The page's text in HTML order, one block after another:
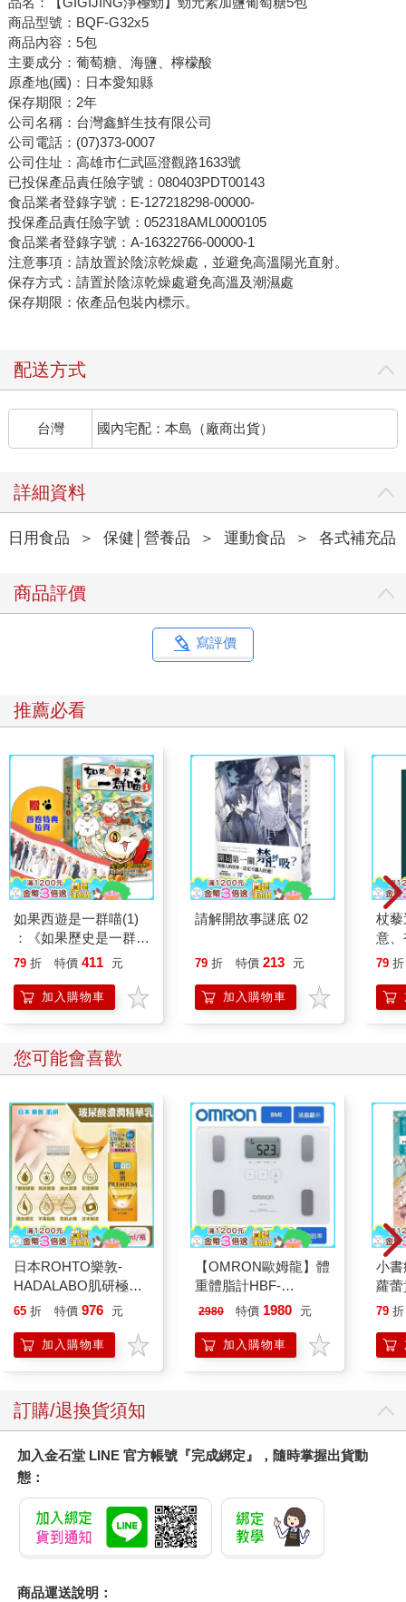
商品型號：BQF-G32x5
商品內容：5包
主要成分：葡萄糖、海鹽、檸檬酸
原產地(國)：日本愛知縣
保存期限：2年
公司名稱：台灣鑫鮮生技有限公司
公司電話：(07)373-0007
公司住址：高雄市仁武區澄觀路1633號
已投保產品責任險字號：080403PDT00143
食品業者登錄字號：E-127218298-00000-
投保產品責任險字號：052318AML0000105
食品業者登錄字號：A-16322766-00000-1
注意事項：請放置於陰涼乾燥處，並避免高溫陽光直射。
保存方式：請置於陰涼乾燥處避免高溫及潮濕處
保存期限：依產品包裝內標示。
配送方式
台灣 國內宅配：本島（廠商出貨）
詳細資料
日用食品 ＞ 保健│營養品 ＞ 運動食品 ＞ 各式補充品
商品評價
寫評價
推薦必看
如果西遊是一群喵(1)
：《如果歷史是一群
喵》作者最新力作，附
79 折 特價 411 元
加入購物車
請解開故事謎底 02
79 折 特價 213 元
加入購物車
杖
意
恭
79 折
您可能會喜歡
日本ROHTO樂敦-
HADALABO肌研極潤
金緻7重玻尿酸高效保
140ml/金瓶(Premium
臉部肌膚護理乳霜,素
65 折 特價 976 元
加入購物車
【OMRON歐姆龍】體
重體脂計HBF-
212W+送原價2980元
221053
2980 特價 1980 元
加入購物車
小
蘿
79 折
訂購/退換貨須知
加入金石堂 LINE 官方帳號『完成綁定』，隨時掌握出貨動
態：
商品運送說明：